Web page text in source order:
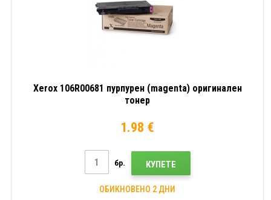
Xerox 106R00681 пурпурен (magenta) оригинален
тонер
1.98 €
бр. КУПЕТЕ
ОБИКНОВЕНО 2 ДНИ